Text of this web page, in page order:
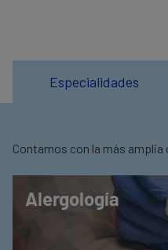
Especialidades
Contamos con la más
Alergología